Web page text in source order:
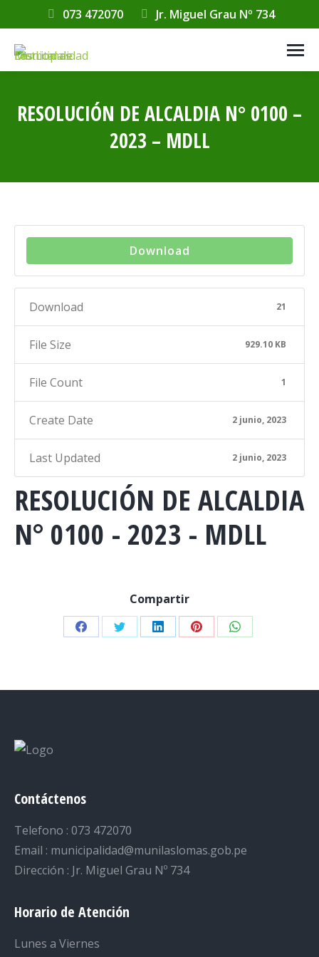
073 472070 Jr. Miguel Grau Nº 734
RESOLUCIÓN DE ALCALDIA N° 0100 –
2023 – MDLL
Download
Download 21
File Size 929.10 KB
File Count 1
Create Date 2 junio, 2023
Last Updated 2 junio, 2023
RESOLUCIÓN DE ALCALDIA
N° 0100 - 2023 - MDLL
Compartir
Share Share Share Share Share
Contáctenos
Telefono : 073 472070
Email : municipalidad@munilaslomas.gob.pe
Dirección : Jr. Miguel Grau Nº 734
Horario de Atención
Lunes a Viernes